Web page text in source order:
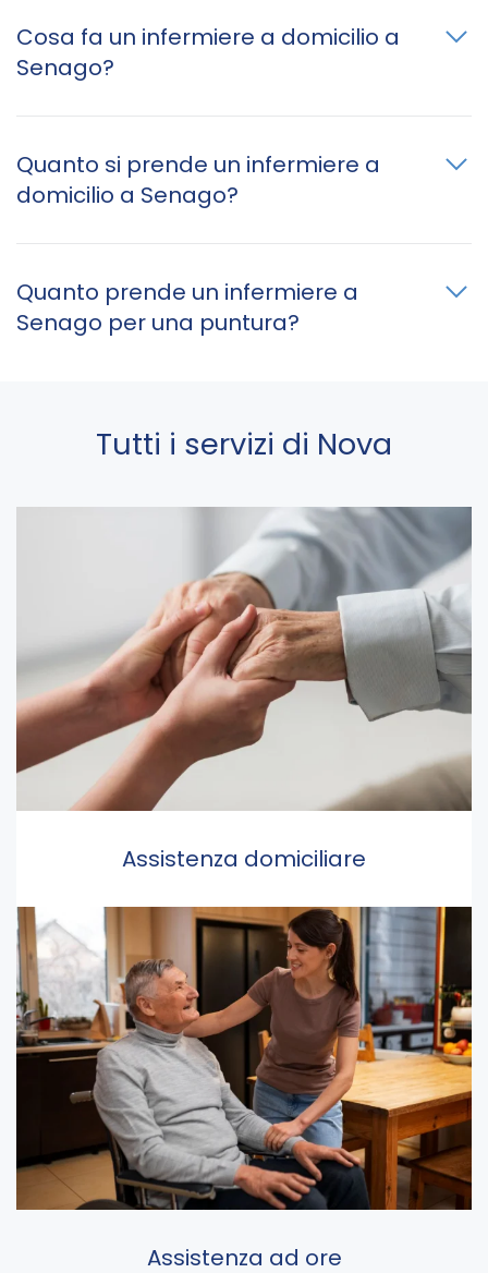
Cosa fa un infermiere a domicilio a
Senago?
Quanto si prende un infermiere a
domicilio a Senago?
Quanto prende un infermiere a
Senago per una puntura?
Tutti i servizi di Nova
Assistenza domiciliare
Assistenza ad ore